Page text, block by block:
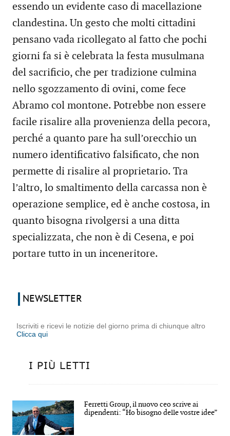
essendo un evidente caso di macellazione
clandestina. Un gesto che molti cittadini
pensano vada ricollegato al fatto che pochi
giorni fa si è celebrata la festa musulmana
del sacrificio, che per tradizione culmina
nello sgozzamento di ovini, come fece
Abramo col montone. Potrebbe non essere
facile risalire alla provenienza della pecora,
perché a quanto pare ha sull’orecchio un
numero identificativo falsificato, che non
permette di risalire al proprietario. Tra
l’altro, lo smaltimento della carcassa non è
operazione semplice, ed è anche costosa, in
quanto bisogna rivolgersi a una ditta
specializzata, che non è di Cesena, e poi
portare tutto in un inceneritore.
NEWSLETTER
Iscriviti e ricevi le notizie del giorno prima di chiunque altro
Clicca qui
I PIÙ LETTI
Ferretti Group, il nuovo ceo scrive ai
dipendenti: “Ho bisogno delle vostre idee”